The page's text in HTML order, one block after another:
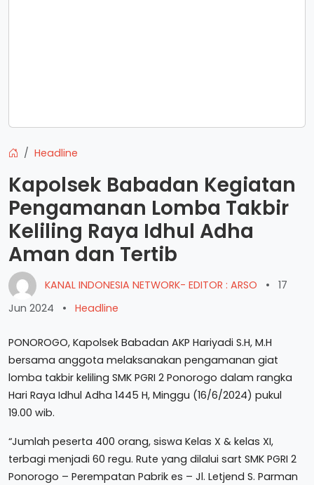
Headline
Kapolsek Babadan Kegiatan
Pengamanan Lomba Takbir
Keliling Raya Idhul Adha
Aman dan Tertib
KANAL INDONESIA NETWORK- EDITOR : ARSO •
17
Jun 2024
• Headline
PONOROGO, Kapolsek Babadan AKP Hariyadi S.H, M.H
bersama anggota melaksanakan pengamanan giat
lomba takbir keliling SMK PGRI 2 Ponorogo dalam rangka
Hari Raya Idhul Adha 1445 H, Minggu (16/6/2024) pukul
19.00 wib.
“Jumlah peserta 400 orang, siswa Kelas X & kelas XI,
terbagi menjadi 60 regu. Rute yang dilalui sart SMK PGRI 2
Ponorogo – Perempatan Pabrik es – Jl. Letjend S. Parman